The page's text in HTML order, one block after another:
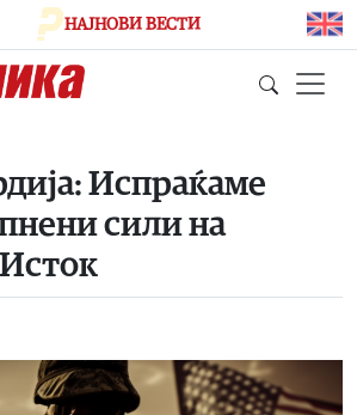
НАЈНОВИ ВЕСТИ
Испраќаме
сили на